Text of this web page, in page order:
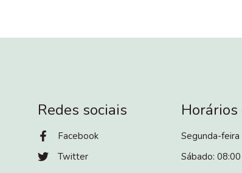
Redes sociais
Facebook
Twitter
Segunda-
Sábado: